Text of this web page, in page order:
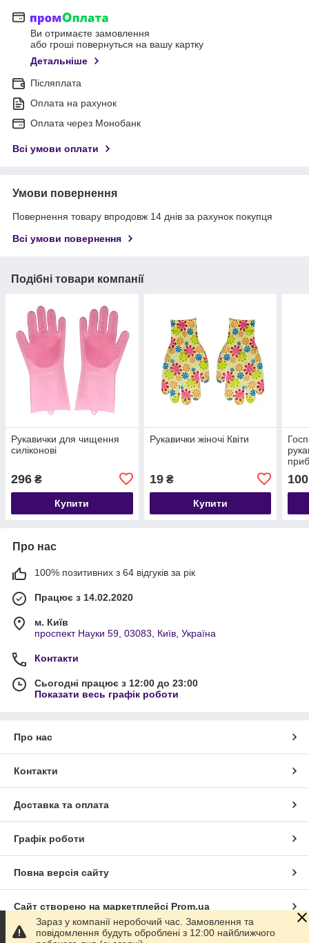
Ви отримаєте замовлення
або гроші повернуться на вашу картку
Детальніше
Післяплата
Оплата на рахунок
Оплата через Монобанк
Всі умови оплати
Умови повернення
Повернення товару впродовж 14 днів за рахунок покупця
Всі умови повернення
Подібні товари компанії
Рукавички для чищення
силіконові
296 ₴
Купити
Рукавички жіночі Квіти
19₴
Купити
100
Про нас
100% позитивних з 64 відгуків за рік
Працює з 14.02.2020
м. Київ
проспект Науки 59, 03083, Київ, Україна
Контакти
Сьогодні працює з 12:00 до 23:00
Показати весь графік роботи
Про нас
Контакти
Доставка та оплата
Графік роботи
Повна версія сайту
Сайт створено на маркетплейсі Prom.ua
Політика конфіденційності
Зараз у компанії неробочий час. Замовлення та
повідомлення будуть оброблені з 12:00 найближчого